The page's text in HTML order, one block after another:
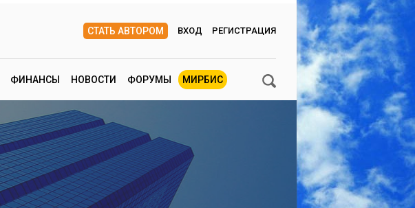
СТАТЬ АВТОРОМ ВХОД РЕГИСТРАЦИЯ
ФИНАНСЫ НОВОСТИ ФОРУМЫ МИРБИС